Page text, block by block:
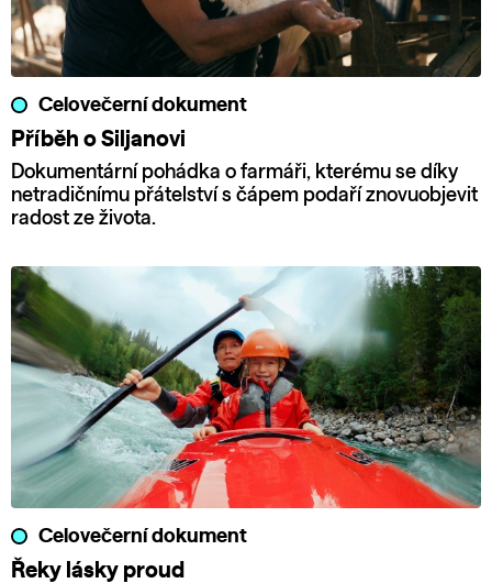
Celovečerní dokument
Příběh o Siljanovi
Dokumentární pohádka o farmáři, kterému se díky
netradičnímu přátelství s čápem podaří znovuobjevit
radost ze života.
Celovečerní dokument
Řeky lásky proud